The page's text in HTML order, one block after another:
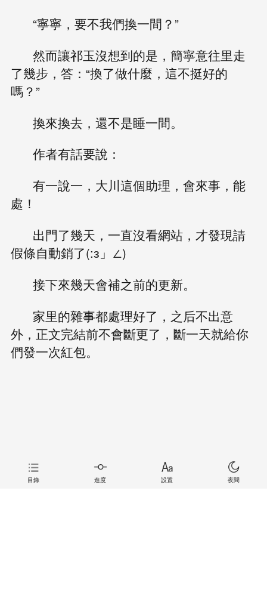
“寧寧，要不我們換一間？”
然而讓祁玉沒想到的是，簡寧意往里走
了幾步，答：“換了做什麼，這不挺好的
嗎？”
換來換去，還不是睡一間。
作者有話要說：
有一說一，大川這個助理，會來事，能
處！
出門了幾天，一直沒看網站，才發現請
假條自動銷了(:з」∠)
接下來幾天會補之前的更新。
家里的雜事都處理好了，之后不出意
外，正文完結前不會斷更了，斷一天就給你
們發一次紅包。
目錄 進度 設置 夜間